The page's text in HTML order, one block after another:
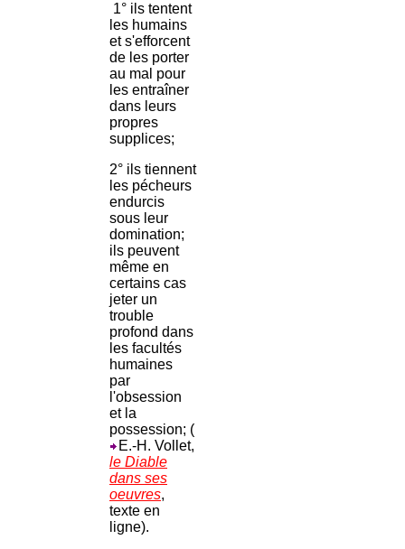
1° ils tentent
les humains
et s'efforcent
de les porter
au mal pour
les entraîner
dans leurs
propres
supplices;
2° ils tiennent
les pécheurs
endurcis
sous leur
domination;
ils peuvent
même en
certains cas
jeter un
trouble
profond dans
les facultés
humaines
par
l'obsession
et la
possession; (
E.-H. Vollet,
le Diable
dans ses
oeuvres,
texte en
ligne).